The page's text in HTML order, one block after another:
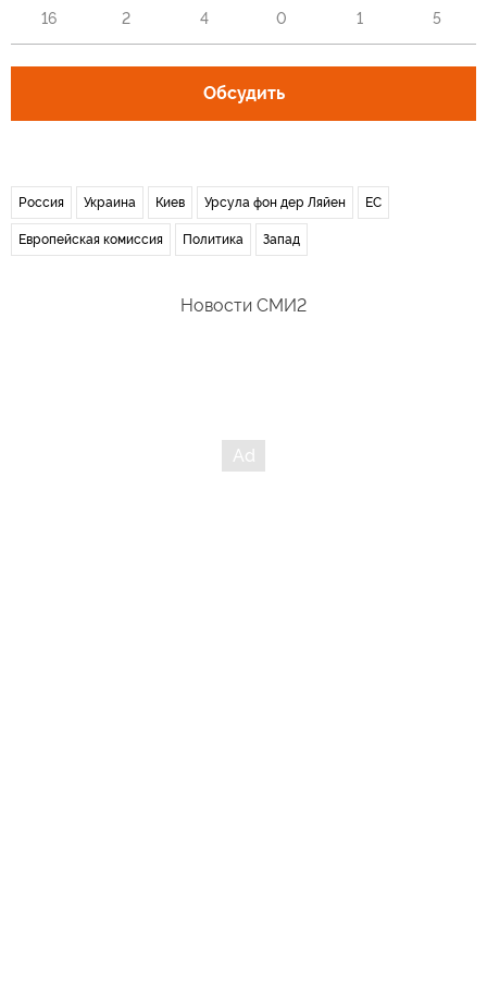
16 2 4 0 1 5
Обсудить
Россия Украина Киев Урсула фон дер Ляйен ЕС
Европейская комиссия Политика Запад
Новости СМИ2